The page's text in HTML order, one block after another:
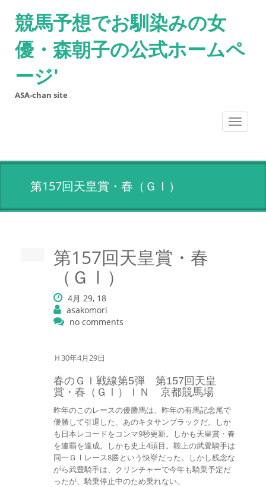
競馬予想でお馴染みの女
優・森朝子の公式ホームペ
ージ'
ASA-chan site
Toggle
第157回天皇賞・春（ＧⅠ）
第157回天皇賞・春
（ＧⅠ）
4月 29, 18
asakomori
no comments
Ｈ30年4月29日
春のＧⅠ戦線第5弾 第157回天皇
賞・春（ＧⅠ）ＩＮ 京都競馬場
昨年のこのレースの優勝馬は、昨年の有馬記念尾で
優勝して引退した、あのキタサンブラックだ。しか
も日本レコードをコンマ9秒更新。しかも天皇賞・春
を連覇を達成。しかも史上4頭目。鞍上の武豊騎手は
同一ＧⅠレース8勝という快挙だった。しかし残念な
がら武豊騎手は、クリンチャーで今年も騎乗予定だ
ったが、騎乗停止中のため乗れない。